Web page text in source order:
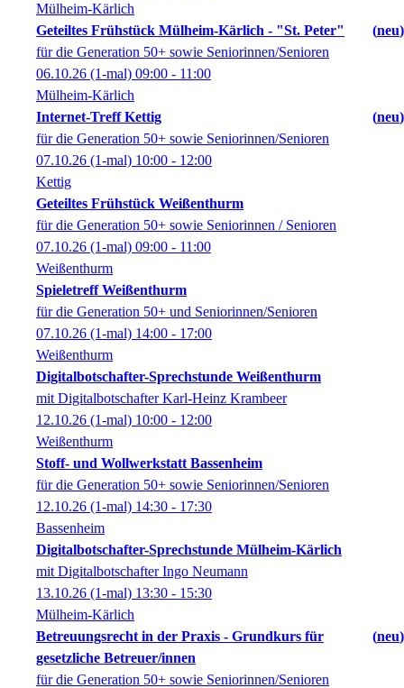
Mülheim-Kärlich
Geteiltes Frühstück Mülheim-Kärlich - "St. Peter"
neu
für die Generation 50+ sowie Seniorinnen/Senioren
06.10.26 (1-mal) 09:00 - 11:00
Mülheim-Kärlich
Internet-Treff Kettig
neu
für die Generation 50+ sowie Seniorinnen/Senioren
07.10.26 (1-mal) 10:00 - 12:00
Kettig
Geteiltes Frühstück Weißenthurm
für die Generation 50+ sowie Seniorinnen / Senioren
07.10.26 (1-mal) 09:00 - 11:00
Weißenthurm
Spieletreff Weißenthurm
für die Generation 50+ und Seniorinnen/Senioren
07.10.26 (1-mal) 14:00 - 17:00
Weißenthurm
Digitalbotschafter-Sprechstunde Weißenthurm
mit Digitalbotschafter Karl-Heinz Krambeer
12.10.26 (1-mal) 10:00 - 12:00
Weißenthurm
Stoff- und Wollwerkstatt Bassenheim
für die Generation 50+ sowie Seniorinnen/Senioren
12.10.26 (1-mal) 14:30 - 17:30
Bassenheim
Digitalbotschafter-Sprechstunde Mülheim-Kärlich
mit Digitalbotschafter Ingo Neumann
13.10.26 (1-mal) 13:30 - 15:30
Mülheim-Kärlich
Betreuungsrecht in der Praxis - Grundkurs für
gesetzliche Betreuer/innen
neu
für die Generation 50+ sowie Seniorinnen/Senioren